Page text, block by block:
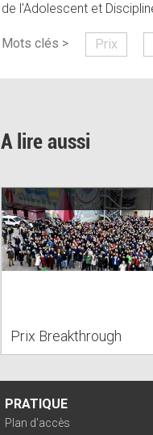
de l'Adolescent et
Mots clés > Prix
A lire aussi
Prix Breakthrough
PRATIQUE
Plan d'accès